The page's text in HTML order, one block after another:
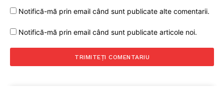
Notifică-mă prin email când sunt publicate alte comentarii.
Notifică-mă prin email când sunt publicate articole noi.